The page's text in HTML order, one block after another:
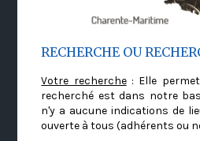
RECHERCHE OU
Votre recherche: Elle
recherché est dans notre
n'y a aucune indications de
ouverte à tous (adhérents ou